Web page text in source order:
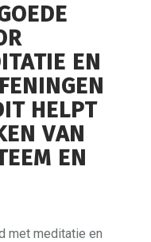
EN
HELPT
VAN
EN
met meditatie en